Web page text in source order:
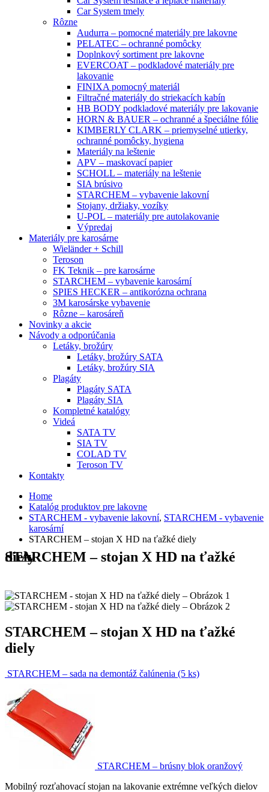
Car System tmely
Rôzne
Audurra – pomocné materiály pre lakovne
PELATEC – ochranné pomôcky
Doplnkový sortiment pre lakovne
EVERCOAT – podkladové materiály pre
lakovanie
FINIXA pomocný materiál
Filtračné materiály do striekacích kabín
HB BODY podkladové materiály pre lakovanie
HORN & BAUER – ochranné a špeciálne fólie
KIMBERLY CLARK – priemyselné utierky,
ochranné pomôcky, hygiena
Materiály na leštenie
APV – maskovací papier
SCHOLL – materiály na leštenie
SIA brúsivo
STARCHEM – vybavenie lakovní
Stojany, držiaky, vozíky
U-POL – materiály pre autolakovanie
Výpredaj
Materiály pre karosárne
Wieländer + Schill
Teroson
FK Teknik – pre karosárne
STARCHEM – vybavenie karosární
SPIES HECKER – antikorózna ochrana
3M karosárske vybavenie
Rôzne – karosáreň
Novinky a akcie
Návody a odporúčania
Letáky, brožúry
Letáky, brožúry SATA
Letáky, brožúry SIA
Plagáty
Plagáty SATA
Plagáty SIA
Kompletné katalógy
Videá
SATA TV
SIA TV
COLAD TV
Teroson TV
Kontakty
Home
Katalóg produktov pre lakovne
STARCHEM - vybavenie lakovní, STARCHEM - vybavenie
karosární
STARCHEM – stojan X HD na ťažké diely
STARCHEM – stojan X HD na ťažké diely
STARCHEM – stojan X HD na ťažké
diely
STARCHEM – sada na demontáž čalúnenia (5 ks)
STARCHEM – brúsny blok oranžový
Mobilný rozťahovací stojan na lakovanie extrémne veľkých dielov